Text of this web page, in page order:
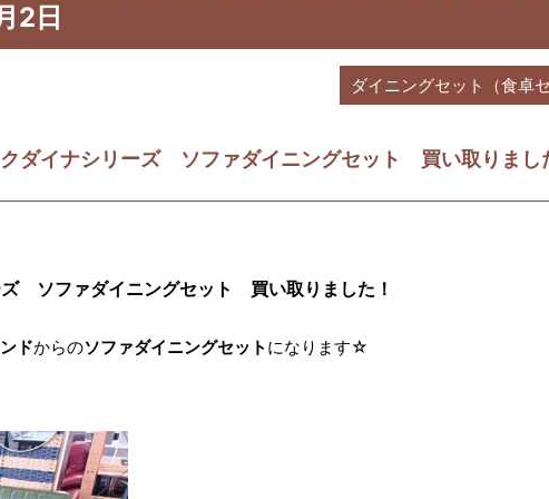
2日
ダイニングセット（食卓セ
イナシリーズ ソファダイニングセット 買い取りま
ソファダイニングセット 買い取りました！
ドからのソファダイニングセット になります☆